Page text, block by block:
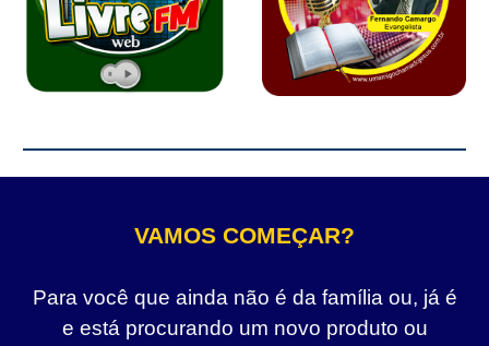
VAMOS COMEÇAR?
Para você que ainda não é da família ou, já é
e está procurando um novo produto ou